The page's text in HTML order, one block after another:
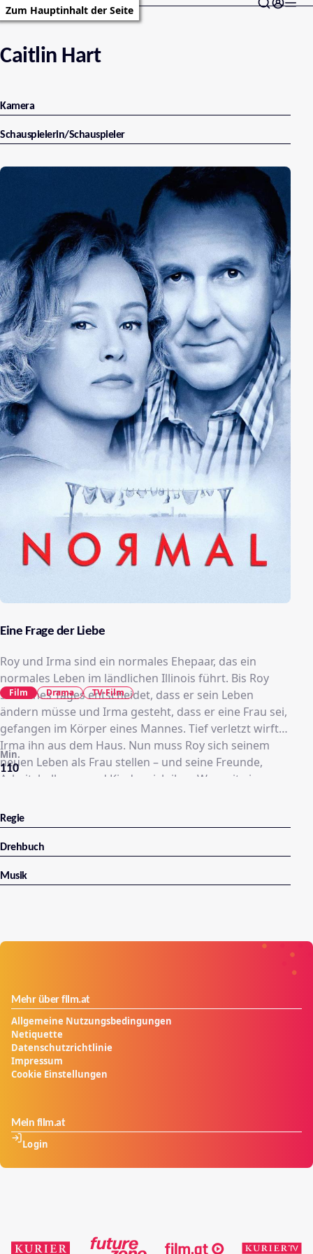
Zum Hauptinhalt der Seite
Caitlin Hart
Kamera
Schauspielerin/Schauspieler
Eine Frage der Liebe
Roy und Irma sind ein normales Ehepaar, das ein
normales Leben im ländlichen Illinois führt. Bis Roy
sich eines Tages entscheidet, dass er sein Leben
ändern müsse und Irma gesteht, dass er eine Frau sei,
gefangen im Körper eines Mannes. Tief verletzt wirft
Irma ihn aus dem Haus. Nun muss Roy sich seinem
neuen Leben als Frau stellen – und seine Freunde,
Arbeitskollegen und Kinder sich ihm. Was mit einer
geschieht, die mit einer solch einschneidenden
Veränderung konfrontiert wird, erzählt diese
einfühlsame Geschichte über Liebe und Toleranz.
110
Min.
Film Drama TV-Film
Regie
Drehbuch
Musik
Mehr über film.at
Allgemeine Nutzungsbedingungen
Netiquette
Datenschutzrichtlinie
Impressum
Cookie Einstellungen
Mein film.at
Login